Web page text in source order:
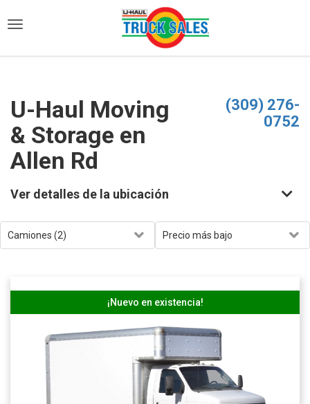
U-Haul Moving
& Storage en
Allen Rd
(309) 276-
0752
Ver detalles de la ubicación
¡Nuevo en existencia!